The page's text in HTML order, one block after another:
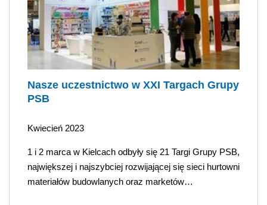
Nasze uczestnictwo w XXI Targach Grupy
PSB
Kwiecień 2023
1 i 2 marca w Kielcach odbyły się 21 Targi Grupy PSB,
największej i najszybciej rozwijającej się sieci hurtowni
materiałów budowlanych oraz marketów…